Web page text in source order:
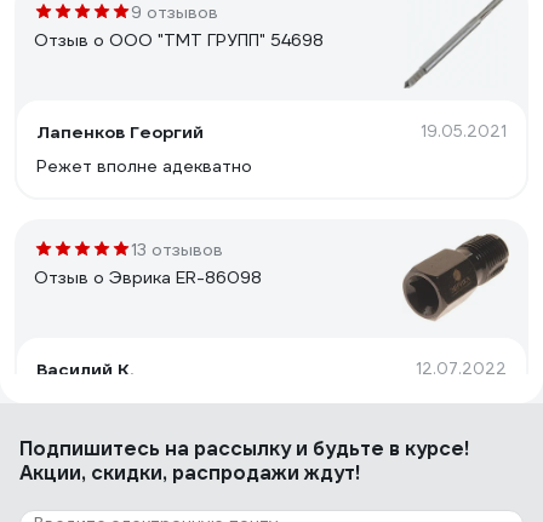
9 отзывов
Отзыв о ООО "ТМТ ГРУПП" 54698
Лапенков Георгий 19.05.2021
Режет вполне адекватно
13 отзывов
Отзыв о Эврика ER-86098
Василий К. 12.07.2022
Выполнил свою работу.
25 отзывов
Отзыв о Bucovice Tools 110030
Подпишитесь на рассылкуи будьте в курсе!
Акции, скидки, распродажи ждут!